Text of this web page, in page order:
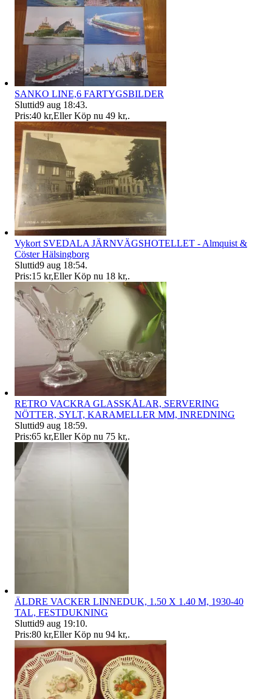
SANKO LINE,6 FARTYGSBILDER
Sluttid9 aug 18:43.
Pris:40 kr,Eller Köp nu 49 kr,.
Vykort SVEDALA JÄRNVÄGSHOTELLET - Almquist &
Cöster Hälsingborg
Sluttid9 aug 18:54.
Pris:15 kr,Eller Köp nu 18 kr,.
RETRO VACKRA GLASSKÅLAR, SERVERING
NÖTTER, SYLT, KARAMELLER MM, INREDNING
Sluttid9 aug 18:59.
Pris:65 kr,Eller Köp nu 75 kr,.
ÄLDRE VACKER LINNEDUK, 1.50 X 1.40 M, 1930-40
TAL, FESTDUKNING
Sluttid9 aug 19:10.
Pris:80 kr,Eller Köp nu 94 kr,.